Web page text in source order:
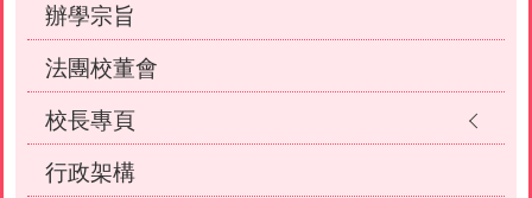
辦學宗旨
法團校董會
校長專頁
行政架構